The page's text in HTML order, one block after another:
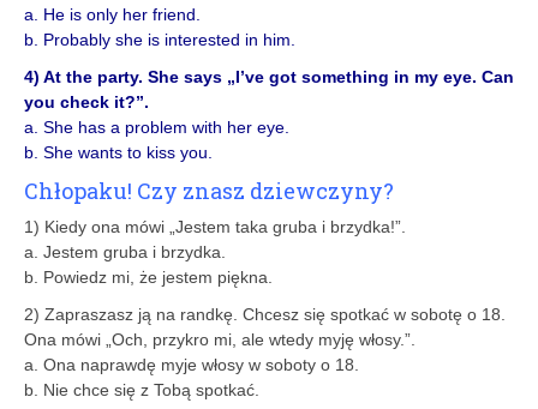
a. He is only her friend.
b. Probably she is interested in him.
4) At the party. She says „I’ve got something in my eye. Can
you check it?”.
a. She has a problem with her eye.
b. She wants to kiss you.
Chłopaku! Czy znasz dziewczyny?
1) Kiedy ona mówi „Jestem taka gruba i brzydka!”.
a. Jestem gruba i brzydka.
b. Powiedz mi, że jestem piękna.
2) Zapraszasz ją na randkę. Chcesz się spotkać w sobotę o 18.
Ona mówi „Och, przykro mi, ale wtedy myję włosy.”.
a. Ona naprawdę myje włosy w soboty o 18.
b. Nie chce się z Tobą spotkać.